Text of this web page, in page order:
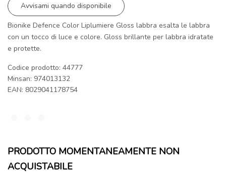
Avvisami quando disponibile
Bionike Defence Color Liplumiere Gloss labbra esalta le labbra
con un tocco di luce e colore. Gloss brillante per labbra idratate
e protette.
Codice prodotto: 44777
Minsan: 974013132
EAN: 8029041178754
PRODOTTO MOMENTANEAMENTE NON
ACQUISTABILE